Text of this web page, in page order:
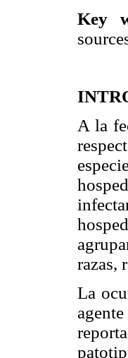
Key
A la
razas,
La